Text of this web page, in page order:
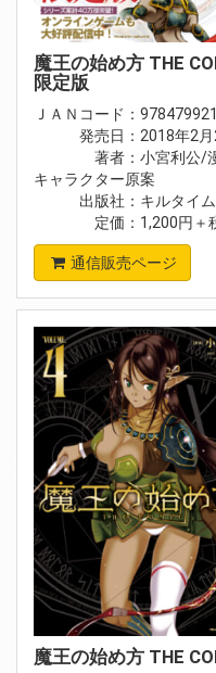
魔王の始め方 THE
限定版
ＪＡＮコード：
発売日：2018年2月
著者：小宮利公/漫画
キャラクター原案
出版社：キルタイム
定価：1,200円＋
通信販売ページ
魔王の始め方 THE